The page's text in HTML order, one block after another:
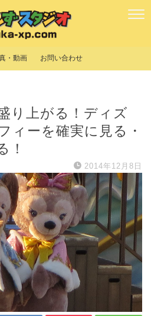
・動画 お問い合わせ
り上がる！ディズ
ィーを確実に見る・
！
2014年12月8日